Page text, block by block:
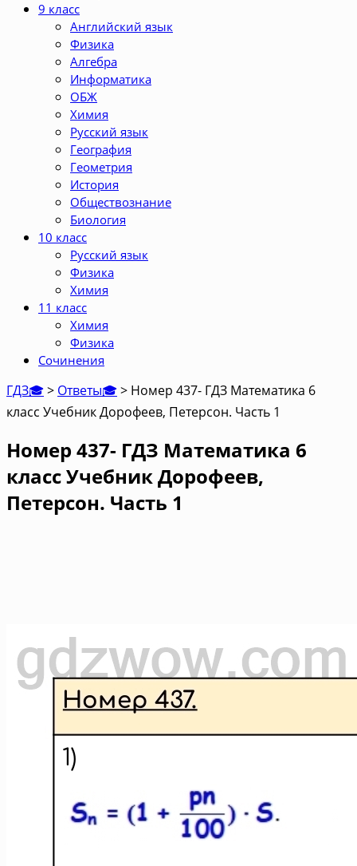
9 класс
Английский язык
Физика
Алгебра
Информатика
ОБЖ
Химия
Русский язык
География
Геометрия
История
Обществознание
Биология
10 класс
Русский язык
Физика
Химия
11 класс
Химия
Физика
Сочинения
ГДЗ🎓> Ответы🎓> Номер 437- ГДЗ Математика 6
класс Учебник Дорофеев, Петерсон. Часть 1
Номер 437- ГДЗ Математика 6
класс Учебник Дорофеев,
Петерсон. Часть 1